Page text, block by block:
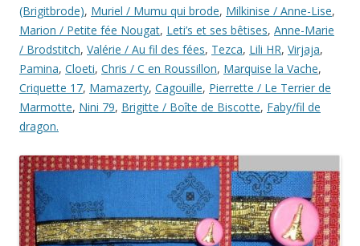
(Brigitbrode), Muriel / Mumu qui brode, Milkinise / Anne-Lise,
Marion / Petite fée Nougat, Leti’s et ses bêtises, Anne-Marie
/ Brodstitch, Valérie / Au fil des fées, Tezca, Lili HR, Virjaja,
Pamina, Cloeti, Chris / C en Roussillon, Marquise la Vache,
Criquette 17, Mamazerty, Cagouille, Pierrette / Le Terrier de
Marmotte, Nini 79, Brigitte / Boîte de Biscotte, Faby/fil de
dragon.